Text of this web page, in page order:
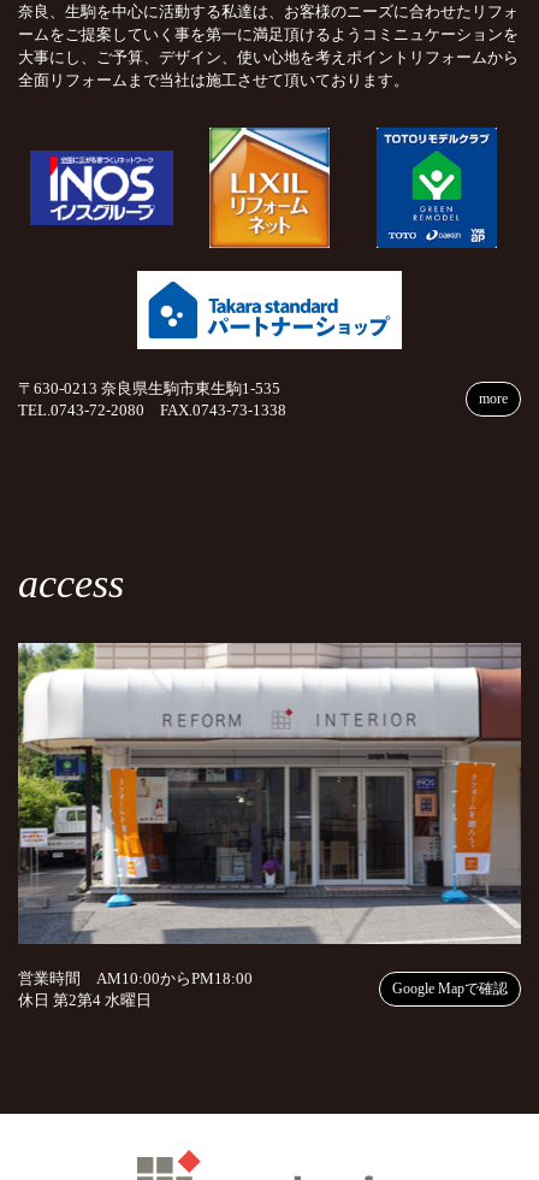
奈良、生駒を中心に活動する私達は、お客様のニーズに合わせたリフォ
ームをご提案していく事を第一に満足頂けるようコミニュケーションを
大事にし、ご予算、デザイン、使い心地を考えポイントリフォームから
全面リフォームまで当社は施工させて頂いております。
〒630-0213 奈良県生駒市東生駒1-535
TEL.0743-72-2080 FAX.0743-73-1338
more
access
営業時間 AM10:00からPM18:00
休日 第2第4 水曜日
Google Mapで確認